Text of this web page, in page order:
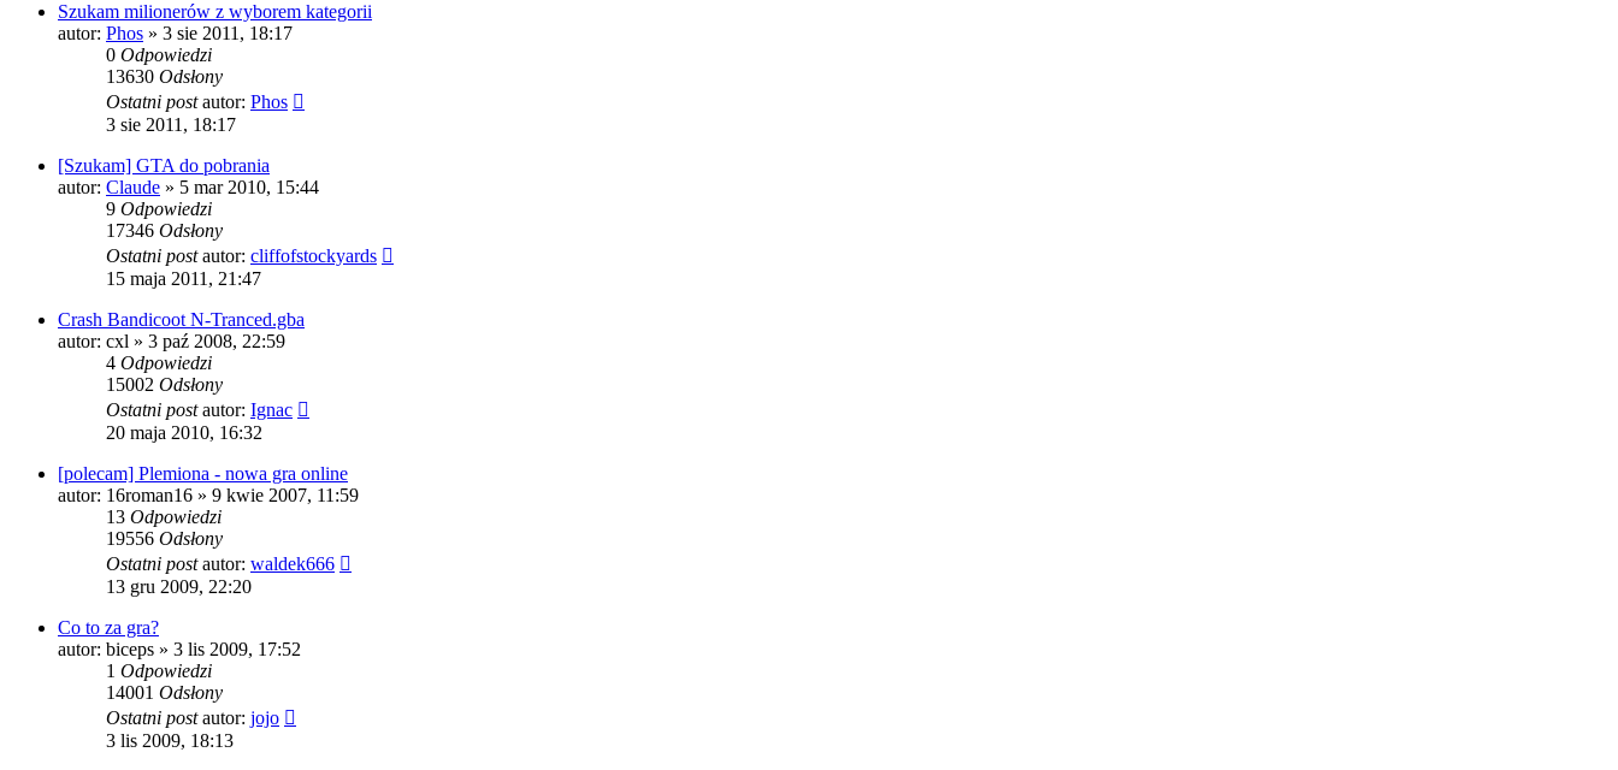
Szukam milionerów z wyborem kategorii
autor: Phos » 3 sie 2011, 18:17
0 Odpowiedzi
13630 Odsłony
Ostatni postautor: Phos
3 sie 2011, 18:17
[Szukam] GTA do pobrania
autor: Claude » 5 mar 2010, 15:44
9 Odpowiedzi
17346 Odsłony
Ostatni postautor: cliffofstockyards
15 maja 2011, 21:47
Crash Bandicoot N-Tranced.gba
autor: cxl » 3 paź 2008, 22:59
4 Odpowiedzi
15002 Odsłony
Ostatni postautor: Ignac
20 maja 2010, 16:32
[polecam] Plemiona - nowa gra online
autor: 16roman16 » 9 kwie 2007, 11:59
13 Odpowiedzi
19556 Odsłony
Ostatni postautor: waldek666
13 gru 2009, 22:20
Co to za gra?
autor: biceps » 3 lis 2009, 17:52
1 Odpowiedzi
14001 Odsłony
Ostatni postautor: jojo
3 lis 2009, 18:13